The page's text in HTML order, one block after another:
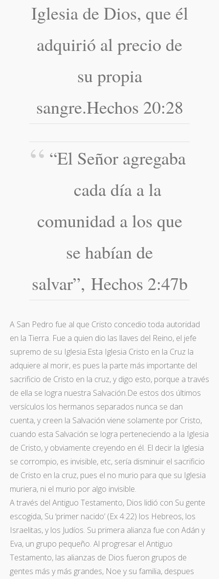
Iglesia de Dios, que él
adquirió al precio de
su propia
sangre.Hechos 20:28
“El Señor agregaba
cada día a la
comunidad a los que
se habían de
salvar”, Hechos 2:47b
A San Pedro fue al que Cristo concedio toda autoridad
en la Tierra. Fue a quien dio las llaves del Reino, el jefe
supremo de su Iglesia.Esta Iglesia Cristo en la Cruz la
adquiere al morir, es pues la parte más importante del
sacrificio de Cristo en la cruz, y digo esto, porque a través
de ella se logra nuestra Salvación.De estos dos últimos
versículos los hermanos separados nunca se dan
cuenta, y creen la Salvación viene solamente por Cristo,
cuando esta Salvación se logra perteneciendo a la Iglesia
de Cristo, y obviamente creyendo en él. El decir la Iglesia
se corrompio, es invisible, etc, sería disminuir el sacrificio
de Cristo en la cruz, pues el no murio para que su Iglesia
muriera, ni el murio por algo invisible.
A través del Antiguo Testamento, Dios lidió con Su gente
escogida, Su ‘primer nacido’ (Ex 4:22) los Hebreos, los
Israelitas, y los Judíos. Su primera alianza fue con Adán y
Eva, un grupo pequeño. Al progresar el Antiguo
Testamento, las alianzas de Dios fueron grupos de
gentes más y más grandes, Noe y su familia, despues